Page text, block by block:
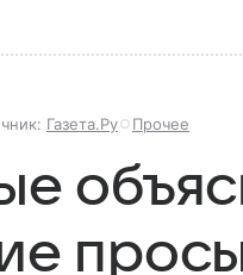
Газета.Ру Прочее